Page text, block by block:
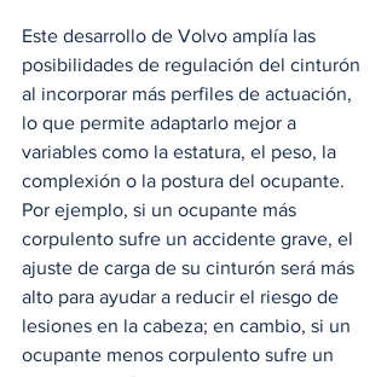
Este desarrollo de Volvo amplía las
posibilidades de regulación del cinturón
al incorporar más perfiles de actuación,
lo que permite adaptarlo mejor a
variables como la estatura, el peso, la
complexión o la postura del ocupante.
Por ejemplo, si un ocupante más
corpulento sufre un accidente grave, el
ajuste de carga de su cinturón será más
alto para ayudar a reducir el riesgo de
lesiones en la cabeza; en cambio, si un
ocupante menos corpulento sufre un